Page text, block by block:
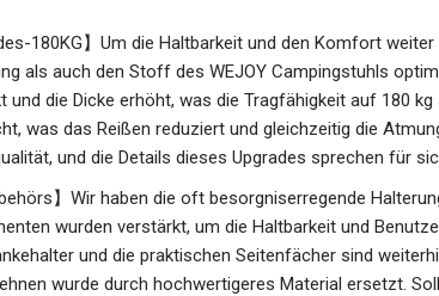
180KG】Um die Haltbarkeit und den Komfort
als auch den Stoff des WEJOY Campingstuhls
und die Dicke erhöht, was die Tragfähigkeit auf 180
was das Reißen reduziert und gleichzeitig die
und die Details dieses Upgrades sprechen für
】Wir haben die oft besorgniserregende
wurden verstärkt, um die Haltbarkeit und
und die praktischen Seitenfächer sind
wurde durch hochwertigeres Material ersetzt.